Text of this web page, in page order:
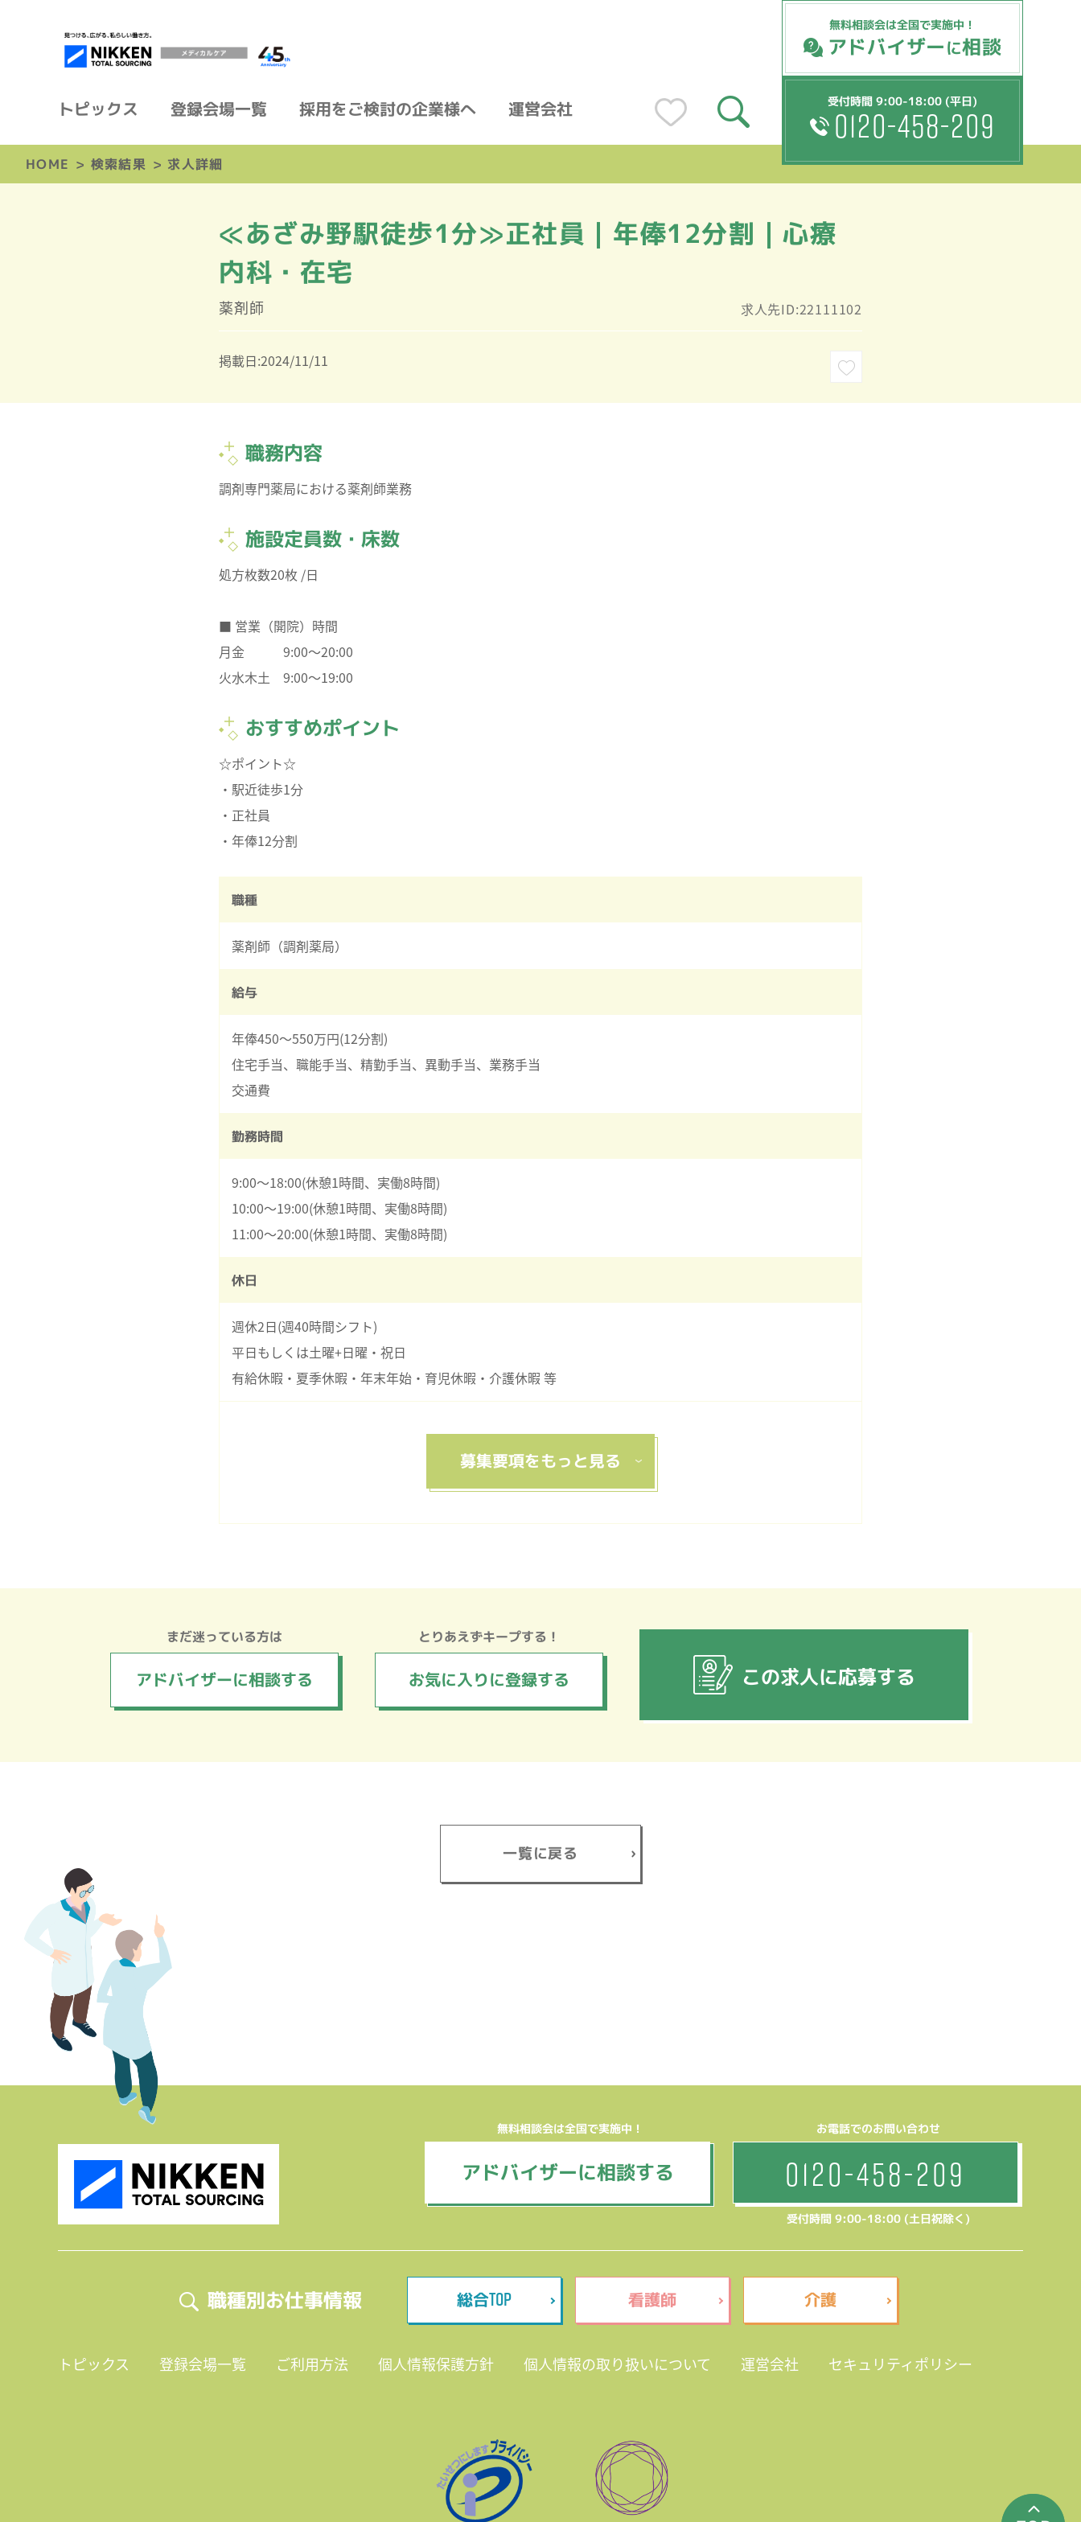
トピックス 登録会場一覧 採用をご検討の企業様へ 運営会社
無料相談会は全国で実施中！
アドバイザーに相談
受付時間 9:00-18:00 (平日)
0120-458-209
HOME > 検索結果 > 求人詳細
≪あざみ野駅徒歩1分≫正社員｜年俸12分割｜心療
内科・在宅
薬剤師 求人先ID:22111102
掲載日:2024/11/11
職務内容
調剤専門薬局における薬剤師業務
施設定員数・床数
処方枚数20枚 /日
■ 営業（開院）時間
月金 9:00～20:00
火水木土 9:00～19:00
おすすめポイント
☆ポイント☆
・駅近徒歩1分
・正社員
職種
薬剤師（調剤薬局）
給与
年俸450～550万円(12分割)
住宅手当、職能手当、精勤手当、異動手当、業務手当
交通費
勤務時間
9:00～18:00(休憩1時間、実働8時間)
10:00～19:00(休憩1時間、実働8時間)
11:00～20:00(休憩1時間、実働8時間)
休日
週休2日(週40時間シフト)
平日もしくは土曜+日曜・祝日
有給休暇・夏季休暇・年末年始・育児休暇・介護休暇 等
この求人に応募する
まだ迷っている方は
アドバイザーに相談する
とりあえずキープする！
お気に入りに登録する
一覧に戻る
無料相談会は全国で実施中！
アドバイザーに相談する
お電話でのお問い合わせ
0120-458-209
受付時間 9:00-18:00 (土日祝除く)
職種別お仕事情報 総合TOP 看護師 介護
トピックス 登録会場一覧 ご利用方法 個人情報保護方針 個人情報の取り扱いについて 運営会社 セキュリティポリシー